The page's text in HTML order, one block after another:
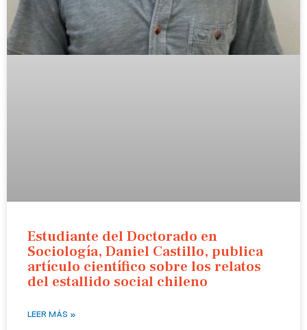
Estudiante del Doctorado en
Sociología, Daniel Castillo, publica
artículo científico sobre los relatos
del estallido social chileno
LEER MÁS »